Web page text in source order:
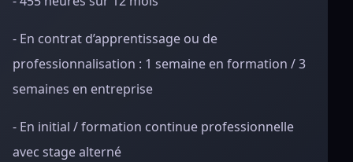
- En contrat d’apprentissage ou de
professionnalisation : 1 semaine en formation / 3
semaines en entreprise
- En initial / formation continue professionnelle
avec stage alterné